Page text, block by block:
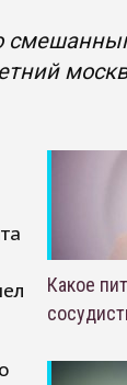
Какое